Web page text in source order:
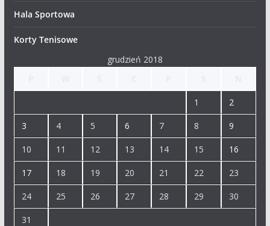
Hala Sportowa
Korty Tenisowe
grudzień 2018
1 2
3 4 5 6 7 8 9
10 11 12 13 14 15 16
17 18 19 20 21 22 23
24 25 26 27 28 29 30
31